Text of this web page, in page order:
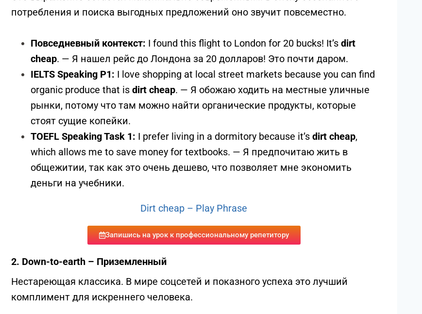
потребления и поиска выгодных предложений оно звучит повсеместно.
Повседневный контекст: I found this flight to London for 20 bucks! It’s dirt
cheap. — Я нашел рейс до Лондона за 20 долларов! Это почти даром.
IELTS Speaking P1: I love shopping at local street markets because you can find
organic produce that is dirt cheap. — Я обожаю ходить на местные уличные
рынки, потому что там можно найти органические продукты, которые
стоят сущие копейки.
TOEFL Speaking Task 1: I prefer living in a dormitory because it’s dirt cheap,
which allows me to save money for textbooks. — Я предпочитаю жить в
общежитии, так как это очень дешево, что позволяет мне экономить
деньги на учебники.
Dirt cheap – Play Phrase
Запишись на урок к профессиональному репетитору
2. Down-to-earth – Приземленный
Нестареющая классика. В мире соцсетей и показного успеха это лучший
комплимент для искреннего человека.